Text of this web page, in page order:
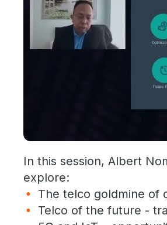
In this session, Albert
explore:
The telco goldmine of
Telco of the future -